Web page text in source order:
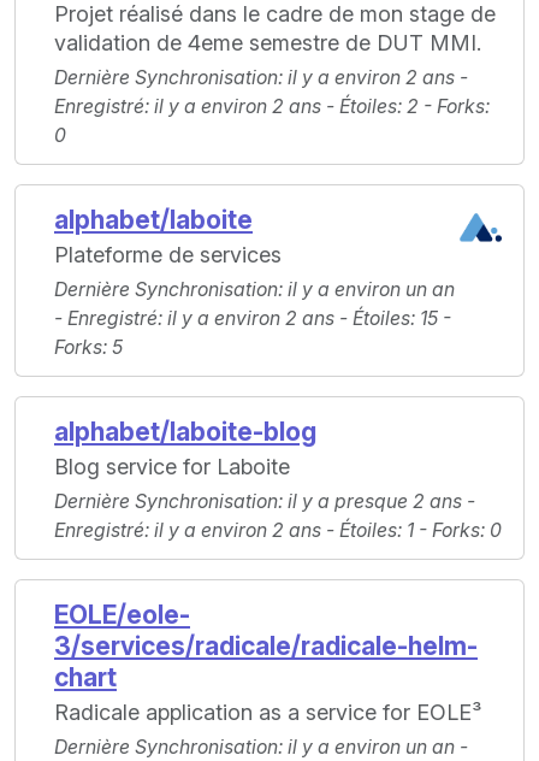
Projet réalisé dans le cadre de mon stage de
validation de 4eme semestre de DUT MMI.
Dernière Synchronisation: il y a environ 2 ans -
Enregistré: il y a environ 2 ans - Étoiles: 2 - Forks:
0
alphabet/laboite
Plateforme de services
Dernière Synchronisation: il y a environ un an
- Enregistré: il y a environ 2 ans - Étoiles: 15 -
Forks: 5
alphabet/laboite-blog
Blog service for Laboite
Dernière Synchronisation: il y a presque 2 ans -
Enregistré: il y a environ 2 ans - Étoiles: 1 - Forks: 0
EOLE/eole-
3/services/radicale/radicale-helm-
chart
Radicale application as a service for EOLE³
Dernière Synchronisation: il y a environ un an -